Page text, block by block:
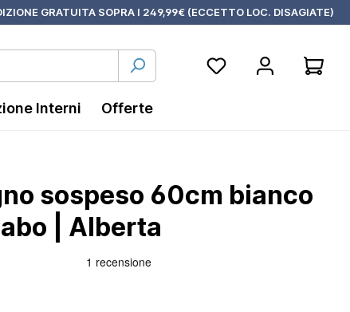
GRATUITA SOPRA I 249,99€ (ECCETTO LOC. DISAGIATE)
Interni Offerte
sospeso 60cm bianco
| Alberta